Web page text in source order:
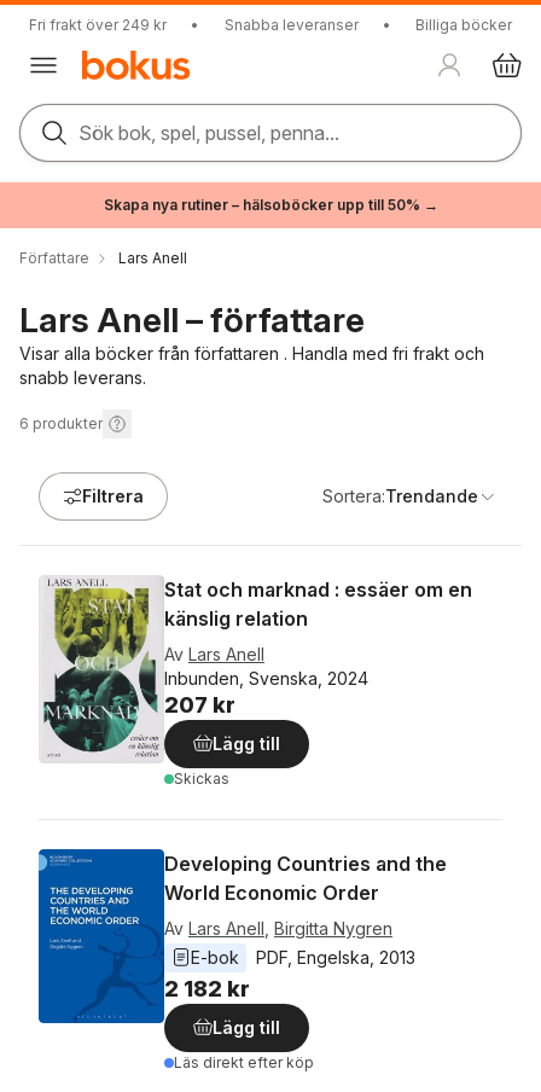
Fri frakt över 249 kr • Snabba leveranser • Billiga böcker
Sök bok, spel, pussel, penna...
Skapa nya rutiner – hälsoböcker upp till 50% →
Författare Lars Anell
Lars Anell – författare
Visar alla böcker från författaren . Handla med fri frakt och
snabb leverans.
6 produkter
Filtrera Sortera:Trendande
Stat och marknad : essäer om en
känslig relation
Av Lars Anell
Inbunden, Svenska, 2024
207 kr
Lägg till
Skickas
Developing Countries and the
World Economic Order
Av Lars Anell Birgitta Nygren
E-bok
PDF Engelska 2013
2 182 kr
Lägg till
Läs direkt efter köp